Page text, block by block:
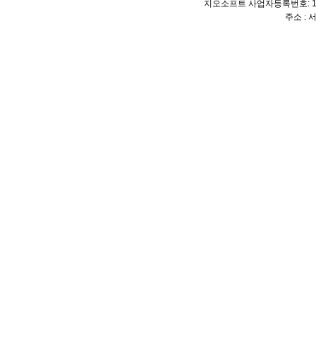
지오소프트 사업자등록번호:
주소 :